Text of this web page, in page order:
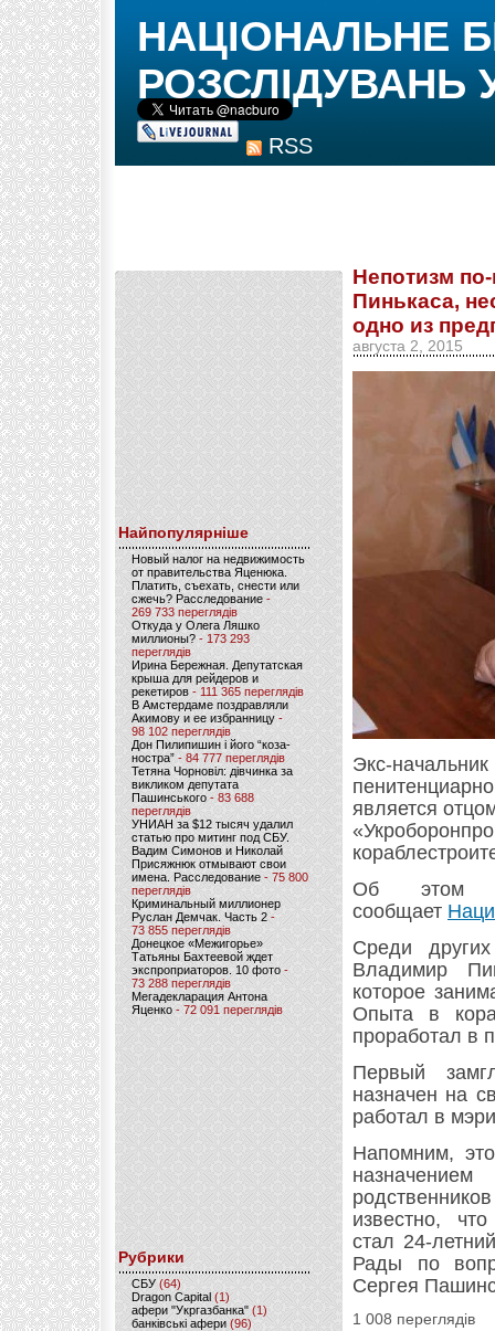
RSS
НАЦІОНАЛЬНЕ
РОЗСЛІДУВАНЬ
Найпопулярніше
Новый налог на недвижимость
от правительства Яценюка.
Платить, съехать, снести или
сжечь? Расследование-
269 733 переглядів
Откуда у Олега Ляшко
миллионы? - 173 293
переглядів
Ирина Бережная. Депутатская
крыша для рейдеров и
рекетиров - 111 365 переглядів
В Амстердаме поздравляли
Акимову и ее избранницу -
98 102 переглядів
Дон Пилипишин і його “коза-
ностра” - 84 777 переглядів
Тетяна Чорновіл: дівчинка за
викликом депутата
Пашинського- 83 688
переглядів
УНИАН за $12 тысяч удалил
статью про митинг под СБУ.
Вадим Симонов и Николай
Присяжнюк отмывают свои
имена. Расследование - 75 800
переглядів
Криминальный миллионер
Руслан Демчак. Часть 2-
73 855 переглядів
Донецкое «Межигорье»
Татьяны Бахтеевой ждет
экспроприаторов. 10 фото -
73 288 переглядів
Мегадекларация Антона
Яценко - 72 091 переглядів
Рубрики
CБУ (64)
Dragon Capital (1)
афери "Укргазбанка" (1)
банківські афери (96)
Непотизм
Пинькаса,
одно из
августа 2, 2015
Экс-
является
Об этом
сообщает
Среди
Владимир
которое
Опыта в
проработал в
Первый
назначен на
работал в
Напомним,
известно,
стал 24-
Рады по
Сергея
1 008 переглядів